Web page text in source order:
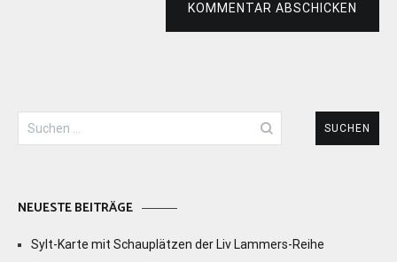
KOMMENTAR ABSCHICKEN
Suchen
nach:
NEUESTE BEITRÄGE
Sylt-Karte mit Schauplätzen der Liv Lammers-Reihe